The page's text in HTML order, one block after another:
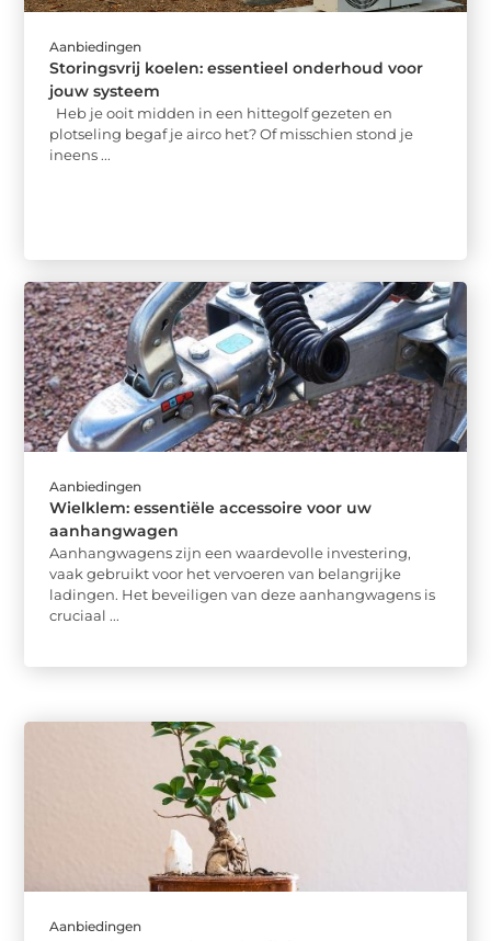
Aanbiedingen
Storingsvrij koelen: essentieel onderhoud voor
jouw systeem
Heb je ooit midden in een hittegolf gezeten en
plotseling begaf je airco het? Of misschien stond je
ineens ...
Aanbiedingen
Wielklem: essentiële accessoire voor uw
aanhangwagen
Aanhangwagens zijn een waardevolle investering,
vaak gebruikt voor het vervoeren van belangrijke
ladingen. Het beveiligen van deze aanhangwagens is
cruciaal ...
Aanbiedingen